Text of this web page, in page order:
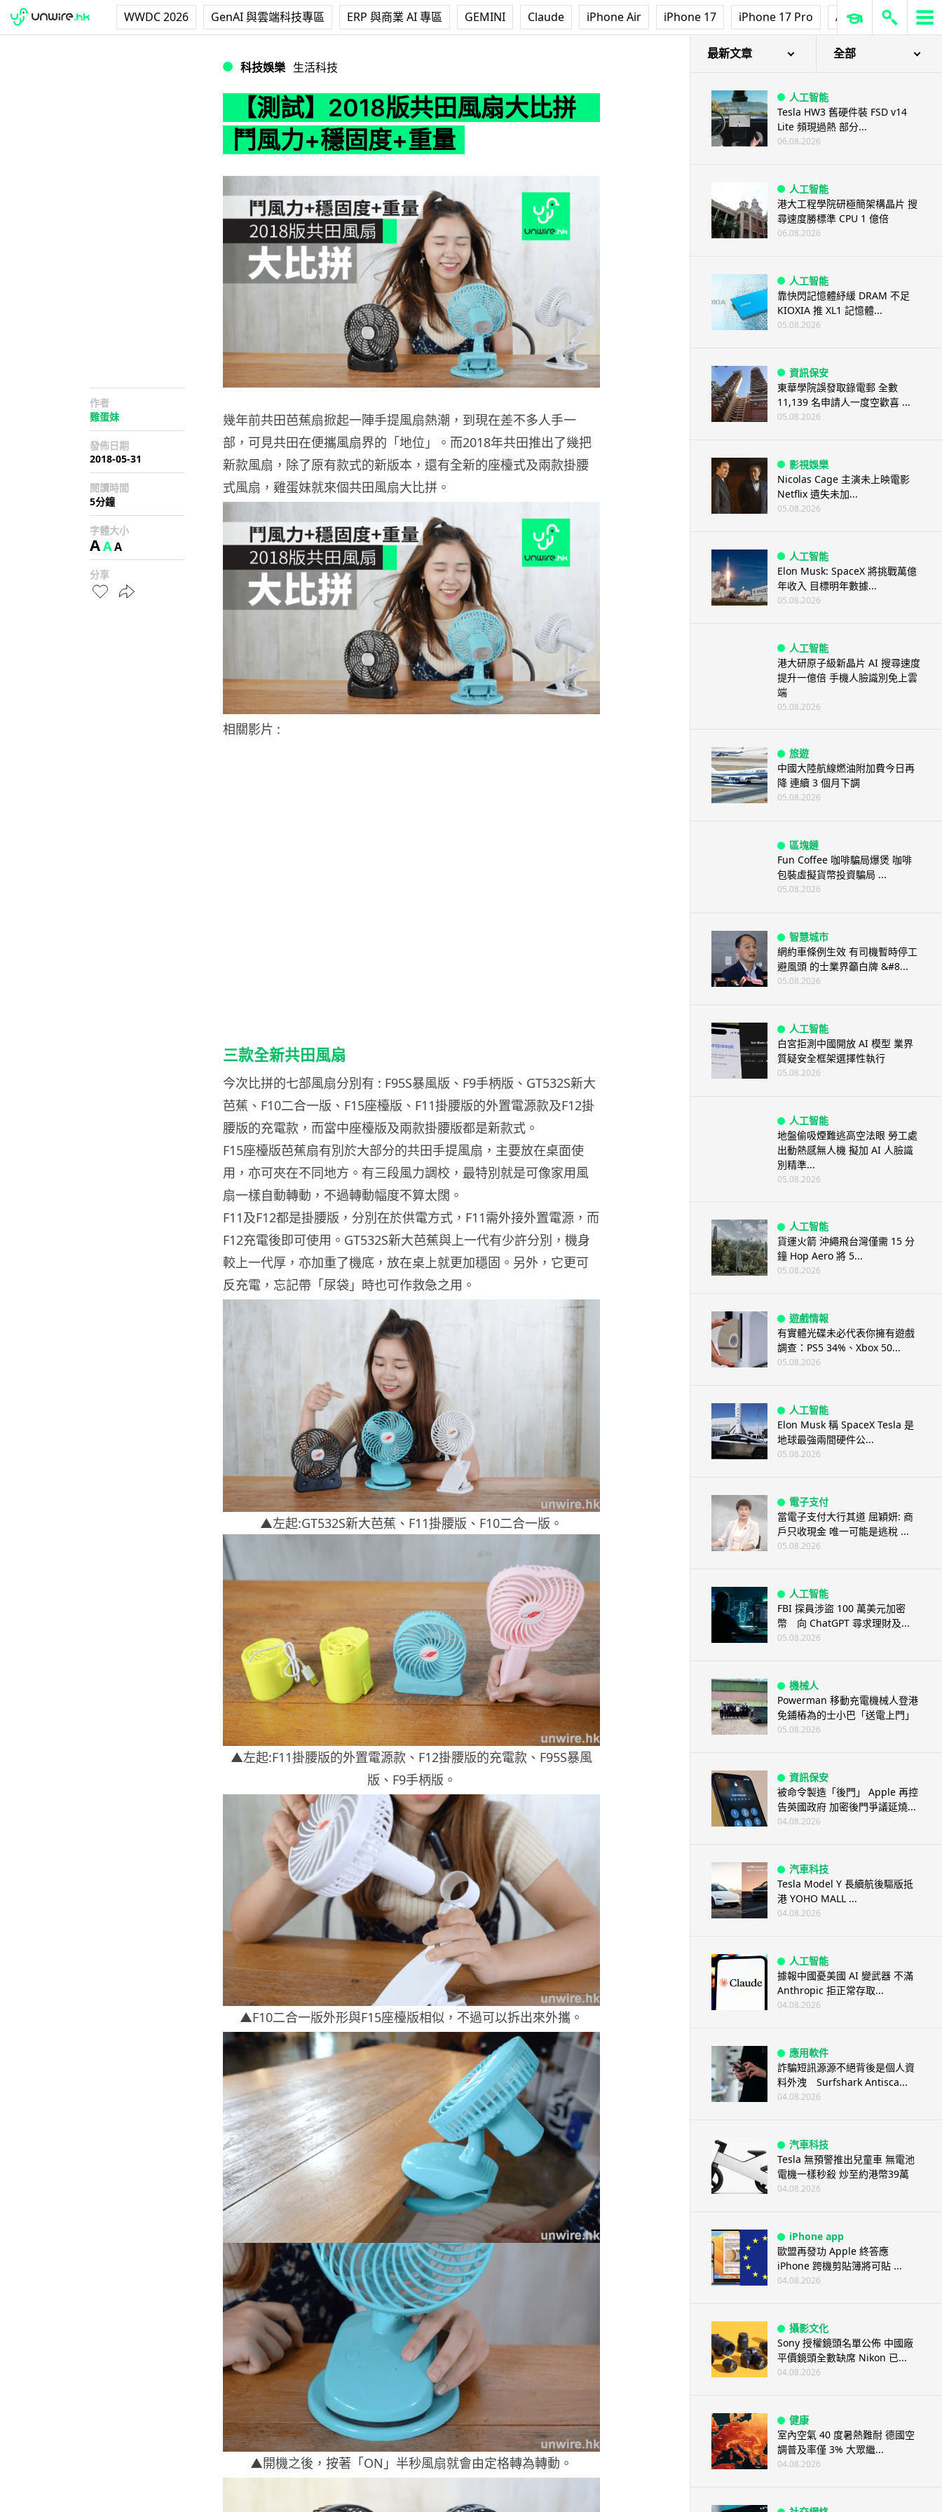
WWDC 2026 GenAI 與雲端科技專區 ERP 與商業 AI 專區 GEMINI Claude iPhone Air iPhone 17 iPhone 17 Pro AirPods Pro 3
科技娛樂 生活科技
【測試】2018版共田風扇大比拼
鬥風力+穩固度+重量
作者
雞蛋妹
發佈日期
2018-05-31
閱讀時間
5分鐘
字體大小
AAA
分享
幾年前共田芭蕉扇掀起一陣手提風扇熱潮，到現在差不多人手一
部，可見共田在便攜風扇界的「地位」。而2018年共田推出了幾把
新款風扇，除了原有款式的新版本，還有全新的座檯式及兩款掛腰
式風扇，雞蛋妹就來個共田風扇大比拼。
相關影片 :
三款全新共田風扇
今次比拼的七部風扇分別有 : F95S暴風版、F9手柄版、GT532S新大
芭蕉、F10二合一版、F15座檯版、F11掛腰版的外置電源款及F12掛
腰版的充電款，而當中座檯版及兩款掛腰版都是新款式。
F15座檯版芭蕉扇有別於大部分的共田手提風扇，主要放在桌面使
用，亦可夾在不同地方。有三段風力調校，最特別就是可像家用風
扇一樣自動轉動，不過轉動幅度不算太闊。
F11及F12都是掛腰版，分別在於供電方式，F11需外接外置電源，而
F12充電後即可使用。GT532S新大芭蕉與上一代有少許分別，機身
較上一代厚，亦加重了機底，放在桌上就更加穩固。另外，它更可
反充電，忘記帶「尿袋」時也可作救急之用。
▲左起:GT532S新大芭蕉、F11掛腰版、F10二合一版。
▲左起:F11掛腰版的外置電源款、F12掛腰版的充電款、F95S暴風
版、F9手柄版。
▲F10二合一版外形與F15座檯版相似，不過可以拆出來外攜。
▲開機之後，按著「ON」半秒風扇就會由定格轉為轉動。
最新文章 全部
人工智能
Tesla HW3 舊硬件裝 FSD v14
Lite 頻現過熱 部分...
06.08.2026
人工智能
港大工程學院研極簡架構晶片 搜
尋速度勝標準 CPU 1 億倍
06.08.2026
人工智能
靠快閃記憶體紓緩 DRAM 不足
KIOXIA 推 XL1 記憶體...
05.08.2026
資訊保安
東華學院誤發取錄電郵 全數
11,139 名申請人一度空歡喜 ...
05.08.2026
影視娛樂
Nicolas Cage 主演未上映電影
Netflix 遺失未加...
05.08.2026
人工智能
Elon Musk: SpaceX 將挑戰萬億
年收入 目標明年數據...
05.08.2026
人工智能
港大研原子級新晶片 AI 搜尋速度
提升一億倍 手機人臉識別免上雲
端
05.08.2026
旅遊
中國大陸航線燃油附加費今日再
降 連續 3 個月下調
05.08.2026
區塊鏈
Fun Coffee 咖啡騙局爆煲 咖啡
包裝虛擬貨幣投資騙局 ...
05.08.2026
智慧城市
網約車條例生效 有司機暫時停工
避風頭 的士業界籲白牌 &#8...
05.08.2026
人工智能
白宮拒測中國開放 AI 模型 業界
質疑安全框架選擇性執行
05.08.2026
人工智能
地盤偷吸煙難逃高空法眼 勞工處
出動熱感無人機 擬加 AI 人臉識
別精準...
05.08.2026
人工智能
貨運火箭 沖繩飛台灣僅需 15 分
鐘 Hop Aero 將 5...
05.08.2026
遊戲情報
有實體光碟未必代表你擁有遊戲
調查：PS5 34%、Xbox 50...
05.08.2026
人工智能
Elon Musk 稱 SpaceX Tesla 是
地球最強兩間硬件公...
05.08.2026
電子支付
當電子支付大行其道 屈穎妍: 商
戶只收現金 唯一可能是逃稅 ...
05.08.2026
人工智能
FBI 探員涉盜 100 萬美元加密
幣 向 ChatGPT 尋求理財及...
05.08.2026
機械人
Powerman 移動充電機械人登港
免鋪樁為的士小巴「送電上門」
05.08.2026
資訊保安
被命令製造「後門」 Apple 再控
告英國政府 加密後門爭議延燒...
04.08.2026
汽車科技
Tesla Model Y 長續航後驅版抵
港 YOHO MALL ...
04.08.2026
人工智能
據報中國憂美國 AI 變武器 不滿
Anthropic 拒正常存取...
04.08.2026
應用軟件
詐騙短訊源源不絕背後是個人資
料外洩 Surfshark Antisca...
04.08.2026
汽車科技
Tesla 無預警推出兒童車 無電池
電機一樣秒殺 炒至約港幣39萬
04.08.2026
iPhone app
歐盟再發功 Apple 終答應
iPhone 跨機剪貼簿將可貼 ...
04.08.2026
攝影文化
Sony 授權鏡頭名單公佈 中國廠
平價鏡頭全數缺席 Nikon 已...
04.08.2026
健康
室內空氣 40 度暑熱難耐 德國空
調普及率僅 3% 大眾繼...
04.08.2026